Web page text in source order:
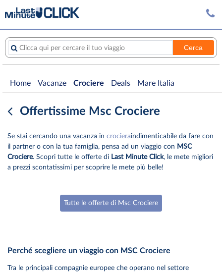
Clicca qui per cercare il tuo viaggio Cerca
Home Vacanze Crociere Deals Mare Italia
Offertissime Msc Crociere
Se stai cercando una vacanza in crocieraindimenticabile da fare con
il partner o con la tua famiglia, pensa ad un viaggio con MSC
Crociere. Scopri tutte le offerte di Last Minute Click, le mete migliori
a prezzi scontatissimi per scoprire le mete più belle!
Tutte le offerte di Msc Crociere
Perché scegliere un viaggio con MSC Crociere
Tra le principali compagnie europee che operano nel settore